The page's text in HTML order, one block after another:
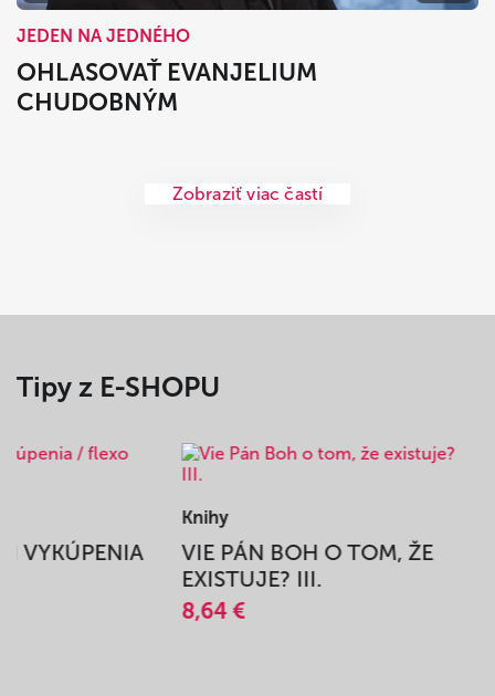
JEDEN NA JEDNÉHO
OHLASOVAŤ EVANJELIUM
CHUDOBNÝM
Zobraziť viac častí
Tipy z E-SHOPU
VYKÚPENIA
Knihy
VIE PÁN BOH O TOM, ŽE
EXISTUJE? III.
8,64 €